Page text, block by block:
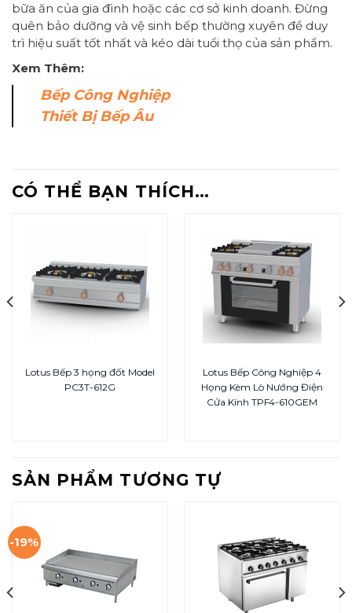
bữa ăn của gia đình hoặc các cơ sở kinh doanh. Đừng
quên bảo dưỡng và vệ sinh bếp thường xuyên để duy
trì hiệu suất tốt nhất và kéo dài tuổi thọ của sản phẩm.
Xem Thêm:
Bếp Công Nghiệp
Thiết Bị Bếp Âu
CÓ THỂ BẠN THÍCH…
Lotus Bếp 3 họng đốt Model
PC3T-612G
Lotus Bếp Công Nghiệp 4
Họng Kèm Lò Nướng Điện
Cửa Kính TPF4-610GEM
SẢN PHẨM TƯƠNG TỰ
-19%